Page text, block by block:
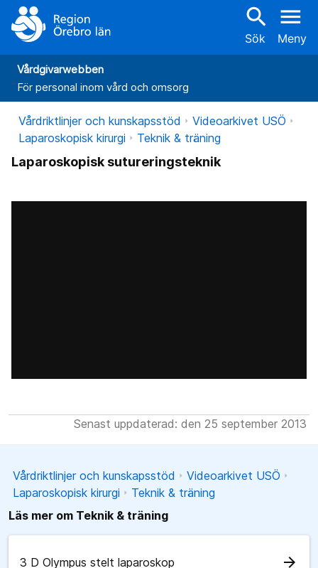
search
Sök
menu
Meny
Vårdgivarwebben
För personal inom vård och omsorg
Vårdriktlinjer och kunskapsstöd
Videoarkivet USÖ
Laparoskopisk kirurgi
Teknik & träning
Laparoskopisk sutureringsteknik
Senast uppdaterad: den 25 september 2013
Vårdriktlinjer och kunskapsstöd
Videoarkivet USÖ
Laparoskopisk kirurgi
Teknik & träning
Läs mer om Teknik & träning
3 D Olympus stelt laparoskop arrow_forward